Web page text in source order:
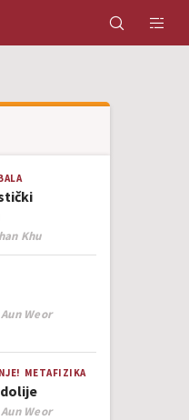
Khu
Weor
METAFIZIKA
Weor